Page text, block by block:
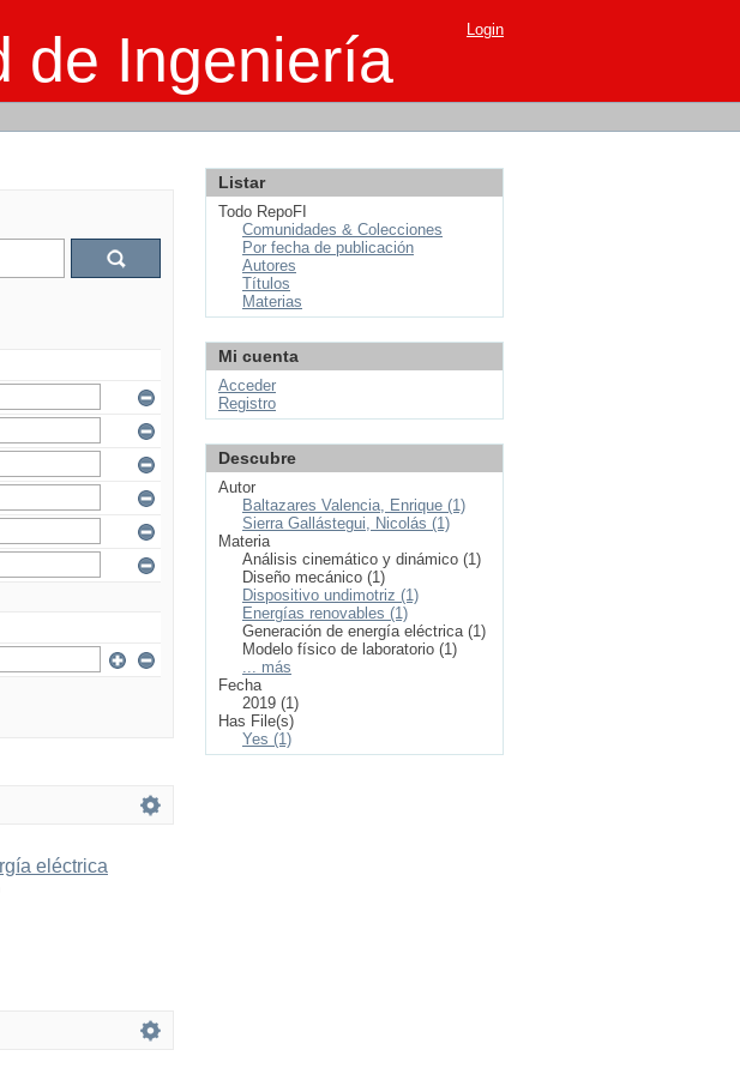
de Ingeniería Login
eléctrica
Listar
Todo RepoFI
Comunidades & Colecciones
Por fecha de publicación
Autores
Títulos
Materias
Mi cuenta
Acceder
Registro
Descubre
Autor
Baltazares Valencia, Enrique (1)
Sierra Gallástegui, Nicolás (1)
Materia
Análisis cinemático y dinámico (1)
Diseño mecánico (1)
Dispositivo undimotriz (1)
Energías renovables (1)
Generación de energía eléctrica (1)
Modelo físico de laboratorio (1)
... más
Fecha
2019 (1)
Has File(s)
Yes (1)